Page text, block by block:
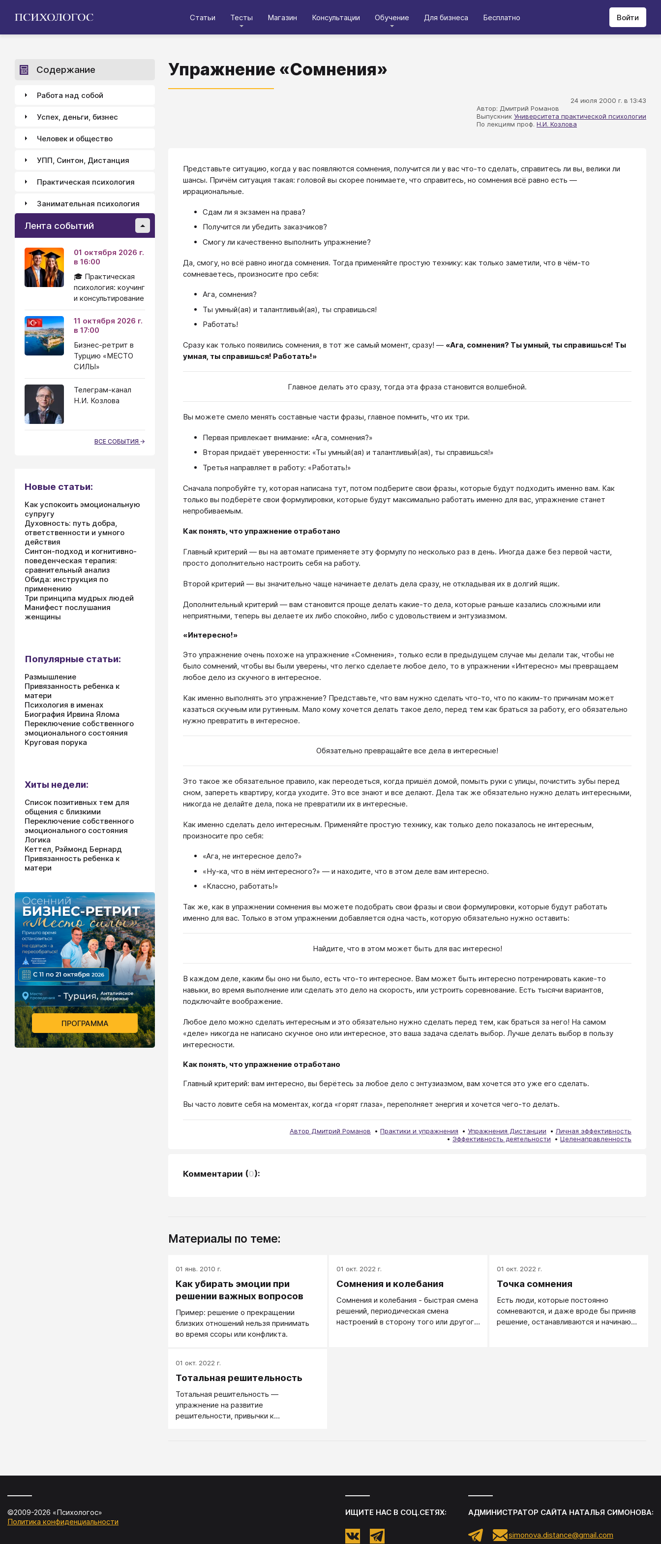
Статьи Тесты Магазин Консультации Обучение Для бизнеса Бесплатно Войти
Упражнение «Сомнения»
24 июля 2000 г. в 13:43
Автор: Дмитрий Романов
Выпускник Университета практической психологии
По лекциям проф. Н.И. Козлова
Представьте ситуацию, когда у вас появляются сомнения, получится ли у вас что-то сделать, справитесь ли вы, велики ли
шансы. Причём ситуация такая: головой вы скорее понимаете, что справитесь, но сомнения всё равно есть ―
иррациональные.
Сдам ли я экзамен на права?
Получится ли убедить заказчиков?
Смогу ли качественно выполнить упражнение?
Да, смогу, но всё равно иногда сомнения. Тогда применяйте простую технику: как только заметили, что в чём-то
сомневаетесь, произносите про себя:
Ага, сомнения?
Ты умный(ая) и талантливый(ая), ты справишься!
Работать!
Сразу как только появились сомнения, в тот же самый момент, сразу! ― «Ага, сомнения? Ты умный, ты справишься! Ты
умная, ты справишься! Работать!»
Главное делать это сразу, тогда эта фраза становится волшебной.
Вы можете смело менять составные части фразы, главное помнить, что их три.
Первая привлекает внимание: «Ага, сомнения?»
Вторая придаёт уверенности: «Ты умный(ая) и талантливый(ая), ты справишься!»
Третья направляет в работу: «Работать!»
Сначала попробуйте ту, которая написана тут, потом подберите свои фразы, которые будут подходить именно вам. Как
только вы подберёте свои формулировки, которые будут максимально работать именно для вас, упражнение станет
непробиваемым.
Как понять, что упражнение отработано
Главный критерий ― вы на автомате применяете эту формулу по несколько раз в день. Иногда даже без первой части,
просто дополнительно настроить себя на работу.
Второй критерий ― вы значительно чаще начинаете делать дела сразу, не откладывая их в долгий ящик.
Дополнительный критерий ― вам становится проще делать какие-то дела, которые раньше казались сложными или
неприятными, теперь вы делаете их либо спокойно, либо с удовольствием и энтузиазмом.
«Интересно!»
Это упражнение очень похоже на упражнение «Сомнения», только если в предыдущем случае мы делали так, чтобы не
было сомнений, чтобы вы были уверены, что легко сделаете любое дело, то в упражнении «Интересно» мы превращаем
любое дело из скучного в интересное.
Как именно выполнять это упражнение? Представьте, что вам нужно сделать что-то, что по каким-то причинам может
казаться скучным или рутинным. Мало кому хочется делать такое дело, перед тем как браться за работу, его обязательно
нужно превратить в интересное.
Обязательно превращайте все дела в интересные!
Это такое же обязательное правило, как переодеться, когда пришёл домой, помыть руки с улицы, почистить зубы перед
сном, запереть квартиру, когда уходите. Это все знают и все делают. Дела так же обязательно нужно делать интересными,
никогда не делайте дела, пока не превратили их в интересные.
Как именно сделать дело интересным. Применяйте простую технику, как только дело показалось не интересным,
произносите про себя:
«Ага, не интересное дело?»
«Ну-ка, что в нём интересного?» ― и находите, что в этом деле вам интересно.
«Классно, работать!»
Так же, как в упражнении сомнения вы можете подобрать свои фразы и свои формулировки, которые будут работать
именно для вас. Только в этом упражнении добавляется одна часть, которую обязательно нужно оставить:
Найдите, что в этом может быть для вас интересно!
В каждом деле, каким бы оно ни было, есть что-то интересное. Вам может быть интересно потренировать какие-то
навыки, во время выполнение или сделать это дело на скорость, или устроить соревнование. Есть тысячи вариантов,
подключайте воображение.
Любое дело можно сделать интересным и это обязательно нужно сделать перед тем, как браться за него! На самом
«деле» никогда не написано скучное оно или интересное, это ваша задача сделать выбор. Лучше делать выбор в пользу
интересности.
Как понять, что упражнение отработано
Главный критерий: вам интересно, вы берётесь за любое дело с энтузиазмом, вам хочется это уже его сделать.
Вы часто ловите себя на моментах, когда «горят глаза», переполняет энергия и хочется чего-то делать.
Автор Дмитрий Романов Практики и упражнения Упражнения Дистанции
Личная эффективность
Эффективность деятельности
Целенаправленность
Комментарии (0):
Материалы по теме:
01 янв. 2010 г.
Как убирать эмоции при
решении важных вопросов
Пример: решение о прекращении
близких отношений нельзя принимать
во время ссоры или конфликта.
01 окт. 2022 г.
Сомнения и колебания
Сомнения и колебания - быстрая смена
решений, периодическая смена
настроений в сторону того или другого
01 окт. 2022 г.
Точка сомнения
Есть люди, которые постоянно
сомневаются, и даже вроде бы приняв
решение, останавливаются и начинают
01 окт. 2022 г.
Тотальная решительность
Тотальная решительность —
упражнение на развитие
решительности, привычки к
Содержание
Работа над собой
Успех, деньги, бизнес
Человек и общество
УПП, Синтон, Дистанция
Практическая психология
Занимательная психология
Лента событий
01 октября 2026 г.
в 16:00
🎓 Практическая
психология: коучинг
и консультирование
11 октября 2026 г.
в 17:00
Бизнес-ретрит в
Турцию «МЕСТО
СИЛЫ»
Телеграм-канал
Н.И. Козлова
ВСЕ СОБЫТИЯ
Новые статьи:
Как успокоить эмоциональную
супругу
Духовность: путь добра,
ответственности и умного
действия
Синтон-подход и когнитивно-
поведенческая терапия:
сравнительный анализ
Обида: инструкция по
применению
Три принципа мудрых людей
Манифест послушания
женщины
Популярные статьи:
Размышление
Привязанность ребенка к
матери
Психология в именах
Биография Ирвина Ялома
Переключение собственного
эмоционального состояния
Круговая порука
Хиты недели:
Список позитивных тем для
общения с близкими
Переключение собственного
эмоционального состояния
Логика
Кеттел, Рэймонд Бернард
Привязанность ребенка к
матери
ПРОГРАММА
©2009-2026 «Психологос»
Политика конфиденциальности
ИЩИТЕ НАС В СОЦ.СЕТЯХ: АДМИНИСТРАТОР САЙТА НАТАЛЬЯ СИМОНОВА:
simonova.distance@gmail.com